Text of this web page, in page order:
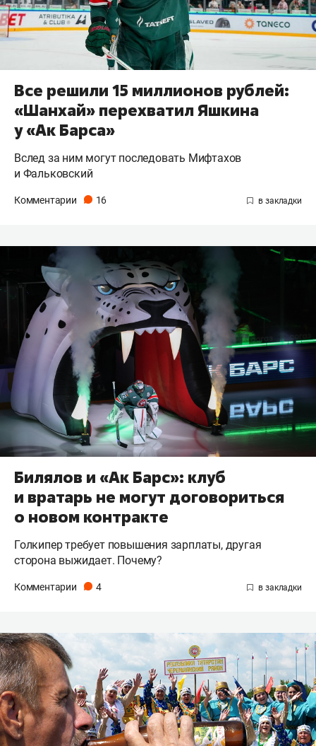
Все решили 15 миллионов рублей:
«Шанхай» перехватил Яшкина
у «Ак Барса»
Вслед за ним могут последовать Мифтахов
и Фальковский
Комментарии 16
Билялов и «Ак Барс»: клуб
и вратарь не могут договориться
о новом контракте
Голкипер требует повышения зарплаты, другая
сторона выжидает. Почему?
Комментарии 4